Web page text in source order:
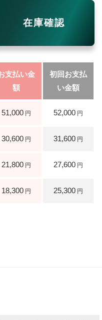
在庫確認
51,000 52,000
30,600 31,600
21,800 27,600
18,300 25,300